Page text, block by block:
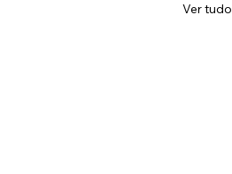
Ver tudo